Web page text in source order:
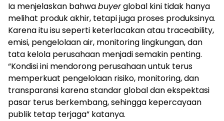
Ia menjelaskan bahwabuyerglobal kini tidak hanya
melihat produk akhir, tetapi juga proses produksinya.
Karena itu isu seperti keterlacakan atau traceability,
emisi, pengelolaan air, monitoring lingkungan, dan
tata kelola perusahaan menjadi semakin penting.
“Kondisi ini mendorong perusahaan untuk terus
memperkuat pengelolaan risiko, monitoring, dan
transparansi karena standar global dan ekspektasi
pasar terus berkembang, sehingga kepercayaan
publik tetap terjaga” katanya.